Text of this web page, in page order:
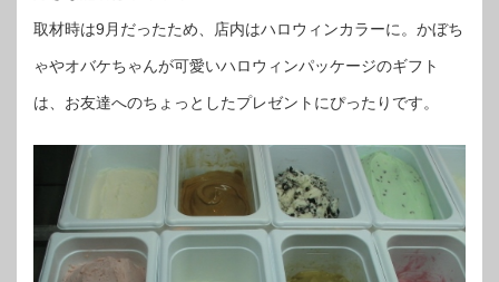
取材時は9月だったため、店内はハロウィンカラーに。かぼち
ゃやオバケちゃんが可愛いハロウィンパッケージのギフト
は、お友達へのちょっとしたプレゼントにぴったりです。